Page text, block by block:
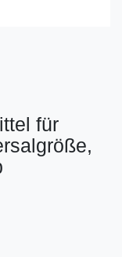
für